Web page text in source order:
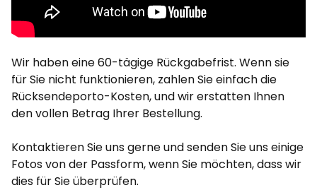
Wir haben eine 60-tägige Rückgabefrist. Wenn sie
für Sie nicht funktionieren, zahlen Sie einfach die
Rücksendeporto-Kosten, und wir erstatten Ihnen
den vollen Betrag Ihrer Bestellung.
Kontaktieren Sie uns gerne und senden Sie uns einige
Fotos von der Passform, wenn Sie möchten, dass wir
dies für Sie überprüfen.